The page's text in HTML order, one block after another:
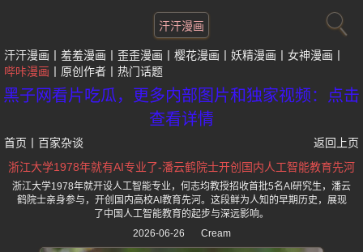
汗汗漫画
汗汗漫画 羞羞漫画 歪歪漫画 樱花漫画 妖精漫画
女神漫画
哔咔漫画
原创作者 热门话题
黑子网看片吃瓜，更多内部图片和独家视频：点击
查看详情
首页 百家杂谈
返回上页
浙江大学1978年就有AI专业了-潘云鹤院士开创国内人工智能教育先河
浙江大学1978年就开设人工智能专业，何志均教授招收首批5名AI研究生，潘云
鹤院士亲身参与，开创国内高校AI教育先河。这段鲜为人知的早期历史，展现
了中国人工智能教育的起步与深远影响。
2026-06-26
Cream